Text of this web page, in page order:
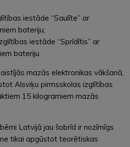
iestāde “Saulīte” ar
bateriju;
iestāde “Sprīdītis” ar
bateriju.
mazās elektronikas vākšanā,
Alsviķu pirmsskolas izglītības
15 kilogramiem mazās
Latvijā jau šobrīd ir nozīmīgs
tikai apgūstot teorētiskas